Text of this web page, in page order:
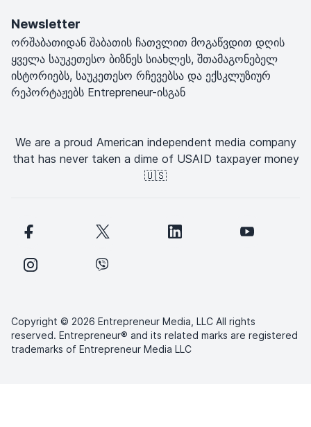
Newsletter
ორშაბათიდან შაბათის ჩათვლით მოგაწვდით დღის
ყველა საუკეთესო ბიზნეს სიახლეს, შთამაგონებელ
ისტორიებს, საუკეთესო რჩევებსა და ექსკლუზიურ
რეპორტაჟებს Entrepreneur-ისგან
We are a proud American independent media company
that has never taken a dime of USAID taxpayer money
🇺🇸
Copyright © 2026 Entrepreneur Media, LLC All rights
reserved. Entrepreneur® and its related marks are registered
trademarks of Entrepreneur Media LLC